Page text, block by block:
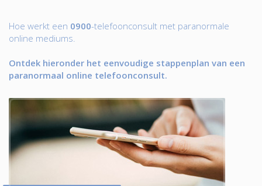
Hoe werkt een 0900-telefoonconsult met paranormale
online mediums.
Ontdek hieronder het eenvoudige stappenplan van een
paranormaal online telefoonconsult.